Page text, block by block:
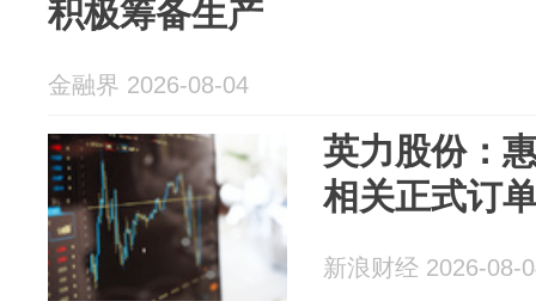
积极筹备生产
金融界 2026-08-04
英力股份：
相关正式订
新浪财经 2026-08-